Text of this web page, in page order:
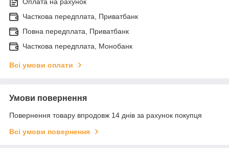
Часткова передплата, Приватбанк
Повна передплата, Приватбанк
Часткова передплата, Монобанк
Всі умови оплати
Умови повернення
Повернення товару впродовж 14 днів за рахунок покупця
Всі умови повернення